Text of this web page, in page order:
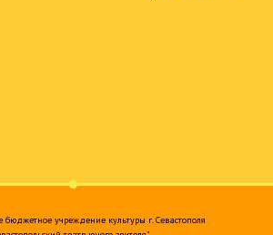
бюджетное учреждение культуры г. Севастополя